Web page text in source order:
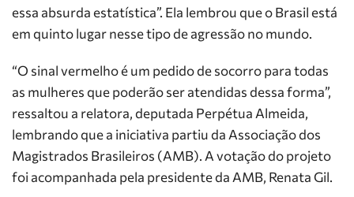
essa absurda estatística”. Ela lembrou que o Brasil está
em quinto lugar nesse tipo de agressão no mundo.
“O sinal vermelho é um pedido de socorro para todas
as mulheres que poderão ser atendidas dessa forma”,
ressaltou a relatora, deputada Perpétua Almeida,
lembrando que a iniciativa partiu da Associação dos
Magistrados Brasileiros (AMB). A votação do projeto
foi acompanhada pela presidente da AMB, Renata Gil.